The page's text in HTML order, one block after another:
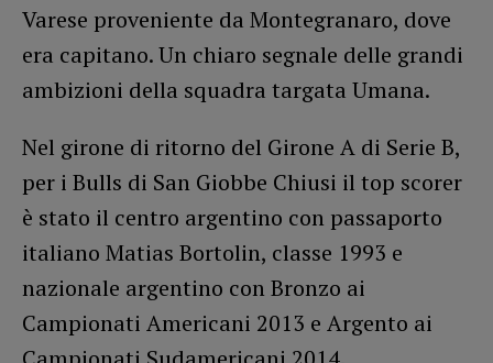
Varese proveniente da Montegranaro, dove
era capitano. Un chiaro segnale delle grandi
ambizioni della squadra targata Umana.
Nel girone di ritorno del Girone A di Serie B,
per i Bulls di San Giobbe Chiusi il top scorer
è stato il centro argentino con passaporto
italiano Matias Bortolin, classe 1993 e
nazionale argentino con Bronzo ai
Campionati Americani 2013 e Argento ai